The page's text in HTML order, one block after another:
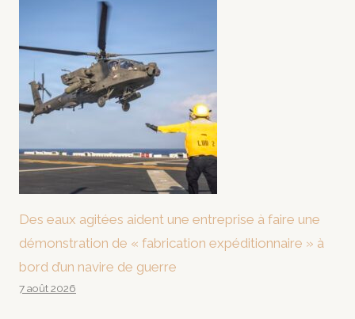
Des eaux agitées aident une entreprise à faire une
démonstration de « fabrication expéditionnaire » à
bord d’un navire de guerre
7 août 2026